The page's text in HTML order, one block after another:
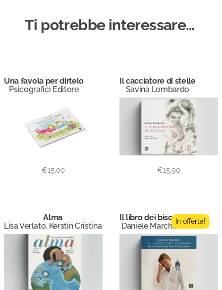
Ti potrebbe interessare…
Una favola per dirtelo
Psicografici Editore
€15,00
Il cacciatore di stelle
Savina Lombardo
€15,90
Alma
Lisa Verlato, Kerstin Cristina
Il libro dei bisogni
Daniele MarchesiIn offerta!